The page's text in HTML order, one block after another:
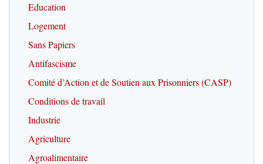
Education
Logement
Sans Papiers
Antifascisme
Comité d’Action et de Soutien aux Prisonniers (CASP)
Conditions de travail
Industrie
Agriculture
Agroalimentaire